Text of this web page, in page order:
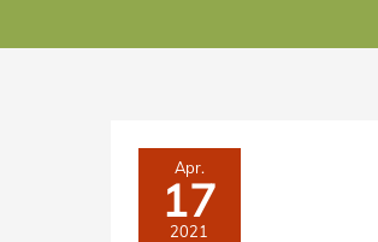
Apr.
17
2021
KALINAGO
ERLEIDEN
NEUES
DESASTER